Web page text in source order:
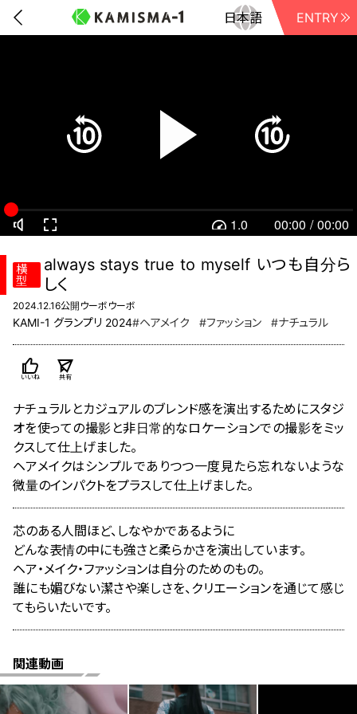
前に戻る ENTRY
00:00 / 00:00
1.0
横
型
always stays true to myself いつも自分ら
しく
2024.12.16公開 ウーボ ウーボ
KAMI-1 グランプリ 2024#ヘアメイク #ファッション #ナチュラル
いいね 共有
ナチュラルとカジュアルのブレンド感を演出するためにスタジ
オを使っての撮影と非日常的なロケーションでの撮影をミッ
クスして仕上げました。
ヘアメイクはシンプルでありつつ一度見たら忘れないような
微量のインパクトをプラスして仕上げました。
芯のある人間ほど、しなやかであるように
どんな表情の中にも強さと柔らかさを演出しています。
ヘア・メイク・ファッションは自分のためのもの。
誰にも媚びない潔さや楽しさを、クリエーションを通じて感じ
てもらいたいです。
関連動画